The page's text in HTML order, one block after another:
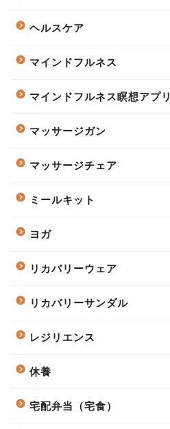
ヘルスケア
マインドフルネス
マインドフルネス瞑想アプリ
マッサージガン
マッサージチェア
ミールキット
ヨガ
リカバリーウェア
リカバリーサンダル
レジリエンス
休養
宅配弁当（宅食）